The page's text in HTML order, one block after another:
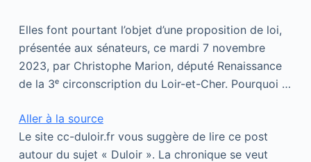
nElles font pourtant l’objet d’une proposition de loi,
présentée aux sénateurs, ce mardi 7 novembre
2023, par Christophe Marion, député Renaissance
de la 3ᵉ circonscription du Loir-et-Cher. Pourquoi …
Aller à la source
Le site cc-duloir.fr vous suggère de lire ce post
autour du sujet « Duloir ». La chronique se veut